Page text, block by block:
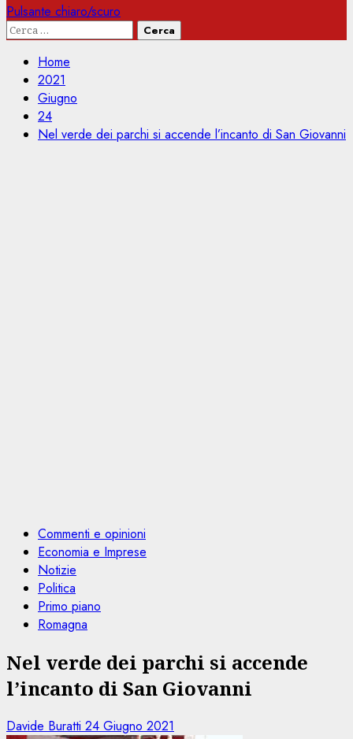
Pulsante chiaro/scuro
Ricerca
Home
2021
Giugno
24
Nel verde dei parchi si accende l’incanto di San Giovanni
Commenti e opinioni
Economia e Imprese
Notizie
Politica
Primo piano
Romagna
Nel verde dei parchi si accende
l’incanto di San Giovanni
Davide Buratti 24 Giugno 2021